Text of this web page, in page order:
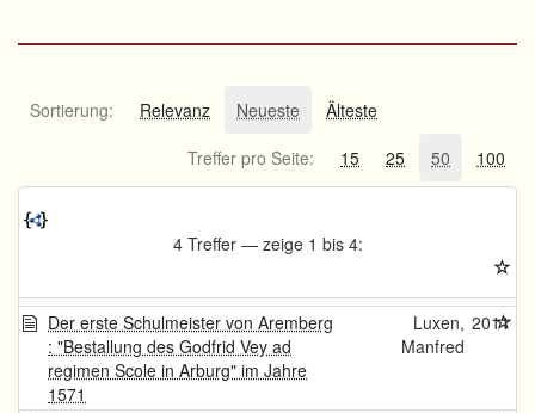
Sortierung: Relevanz Neueste
Älteste
Treffer pro Seite:
15 25 50 100
4 Treffer — zeige 1 bis 4:
Der erste Schulmeister von Aremberg
: "Bestallung des Godfrid Vey ad
regimen Scole in Arburg" im Jahre
1571
Luxen,
Manfred
2011